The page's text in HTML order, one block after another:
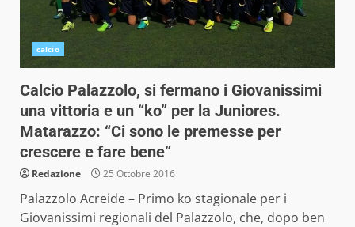
calcio
Calcio Palazzolo, si fermano i Giovanissimi
una vittoria e un “ko” per la Juniores.
Matarazzo: “Ci sono le premesse per
crescere e fare bene”
Redazione 25 Ottobre 2016
Palazzolo Acreide – Primo ko stagionale per i
Giovanissimi regionali del Palazzolo, che, dopo ben